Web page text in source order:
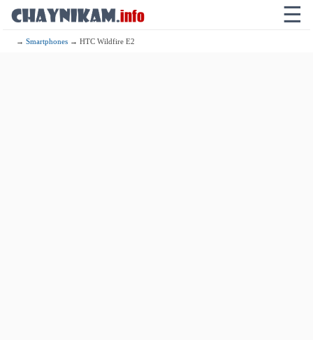
☰
→Smartphones → HTC Wildfire E2